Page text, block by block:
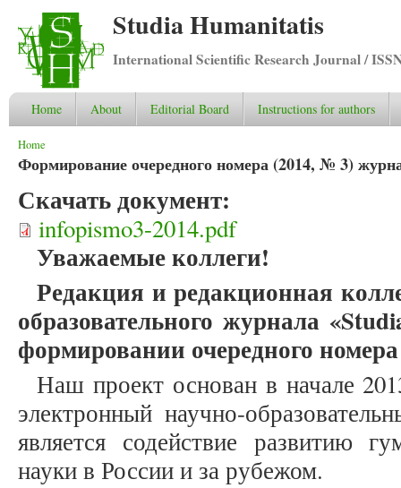
Studia Humanitatis
International Scientific Research Journal /
Home About Editorial Board Instructions for authors
You are here
Home
Формирование очередного номера (2014, № 3)
Скачать документ:
infopismo3-2014.pdf
Уважаемые коллеги!
Редакция и редакционная
образовательного журнала
формировании очередного
Наш проект основан в начале
электронный научно-
является содействие развитию
науки в России и за рубежом.